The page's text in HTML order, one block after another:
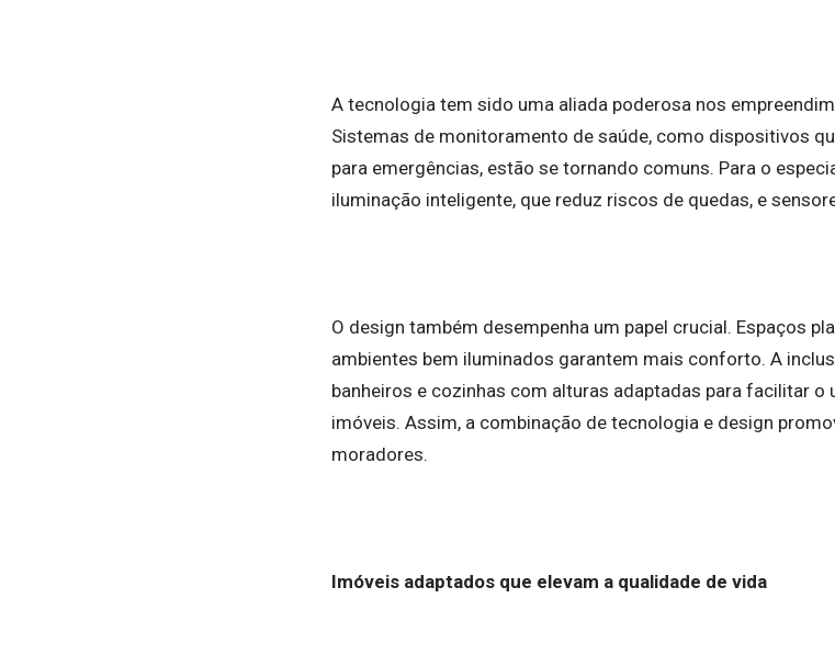
A tecnologia tem sido uma aliada poderosa nos
Sistemas de monitoramento de saúde, como dispositivos
para emergências, estão se tornando comuns. Para o
iluminação inteligente, que reduz riscos de quedas, e
O design também desempenha um papel crucial. Espaços
ambientes bem iluminados garantem mais conforto. A
banheiros e cozinhas com alturas adaptadas para facilitar
imóveis. Assim, a combinação de tecnologia e design
moradores.
Imóveis adaptados que elevam a qualidade de vida